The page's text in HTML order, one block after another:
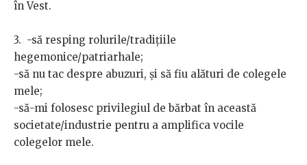
în Vest.
3. -să resping rolurile/tradițiile
hegemonice/patriarhale;
-să nu tac despre abuzuri, și să fiu alături de colegele
mele;
-să-mi folosesc privilegiul de bărbat în această
societate/industrie pentru a amplifica vocile
colegelor mele.